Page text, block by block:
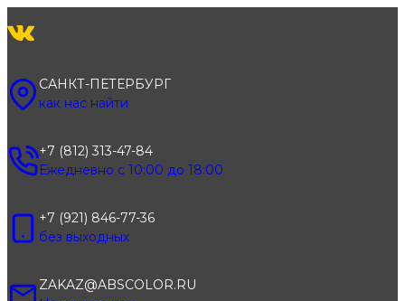
к
САНКТ-ПЕТЕРБУРГ
как нас найти
+7 (812) 313-47-84
Ежедневно с 10:00 до 18:00
+7 (921) 846-77-36
без выходных
ZAKAZ@ABSCOLOR.RU